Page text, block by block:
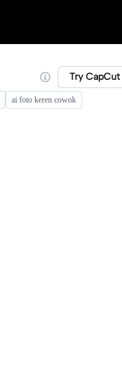
Try CapCut
ai foto keren cowok